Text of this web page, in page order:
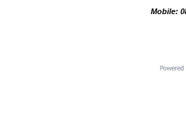
Mobile: